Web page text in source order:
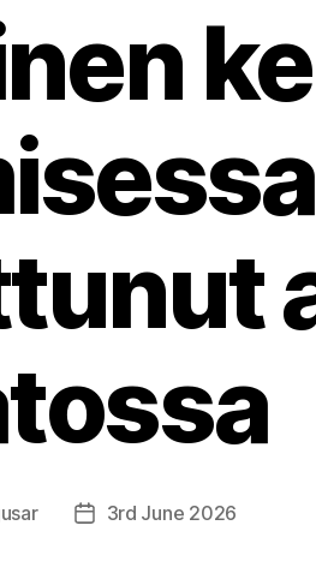
Post3rd June 2026